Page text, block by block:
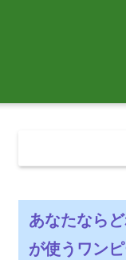
あなたなら
が使うワン